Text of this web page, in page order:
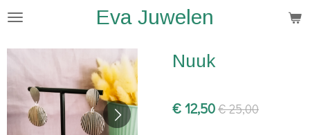
Ga
hoofdinhoud
Eva Juwelen
Nuuk
€ 12,50€ 25,00